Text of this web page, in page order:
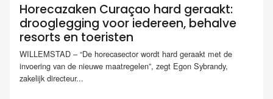
Horecazaken Curaçao hard geraakt:
drooglegging voor iedereen, behalve
resorts en toeristen
WILLEMSTAD – “De horecasector wordt hard geraakt met de
invoering van de nieuwe maatregelen”, zegt Egon Sybrandy,
zakelijk directeur...